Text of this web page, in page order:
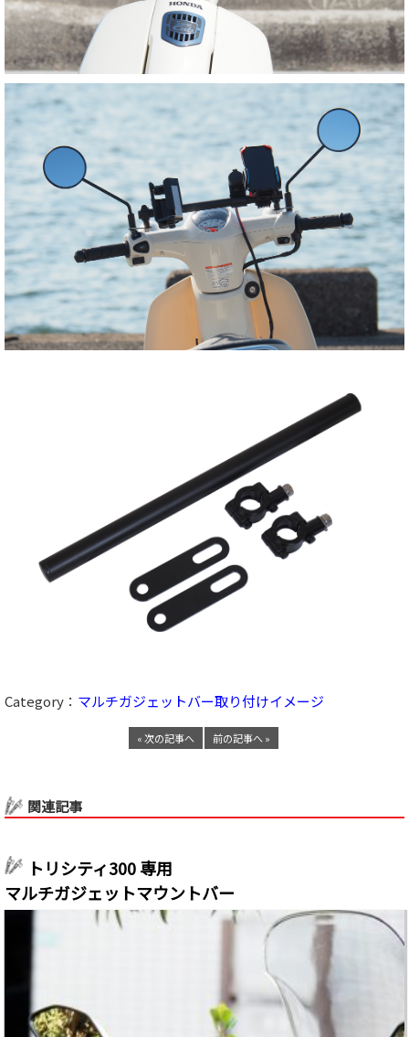
Category： マルチガジェットバー取り付けイメージ
« 次の記事へ 前の記事へ »
関連記事
トリシティ300 専用
マルチガジェットマウントバー